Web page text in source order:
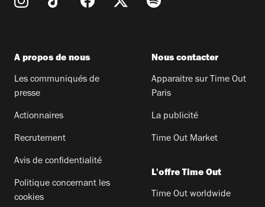
A propos de nous
Les communiqués de
presse
Actionnaires
Recrutement
Avis de confidentialité
Politique concernant les
cookies
Nous contacter
Apparaitre sur Time Out
Paris
La publicité
Time Out Market
L'offre Time Out
Time Out worldwide